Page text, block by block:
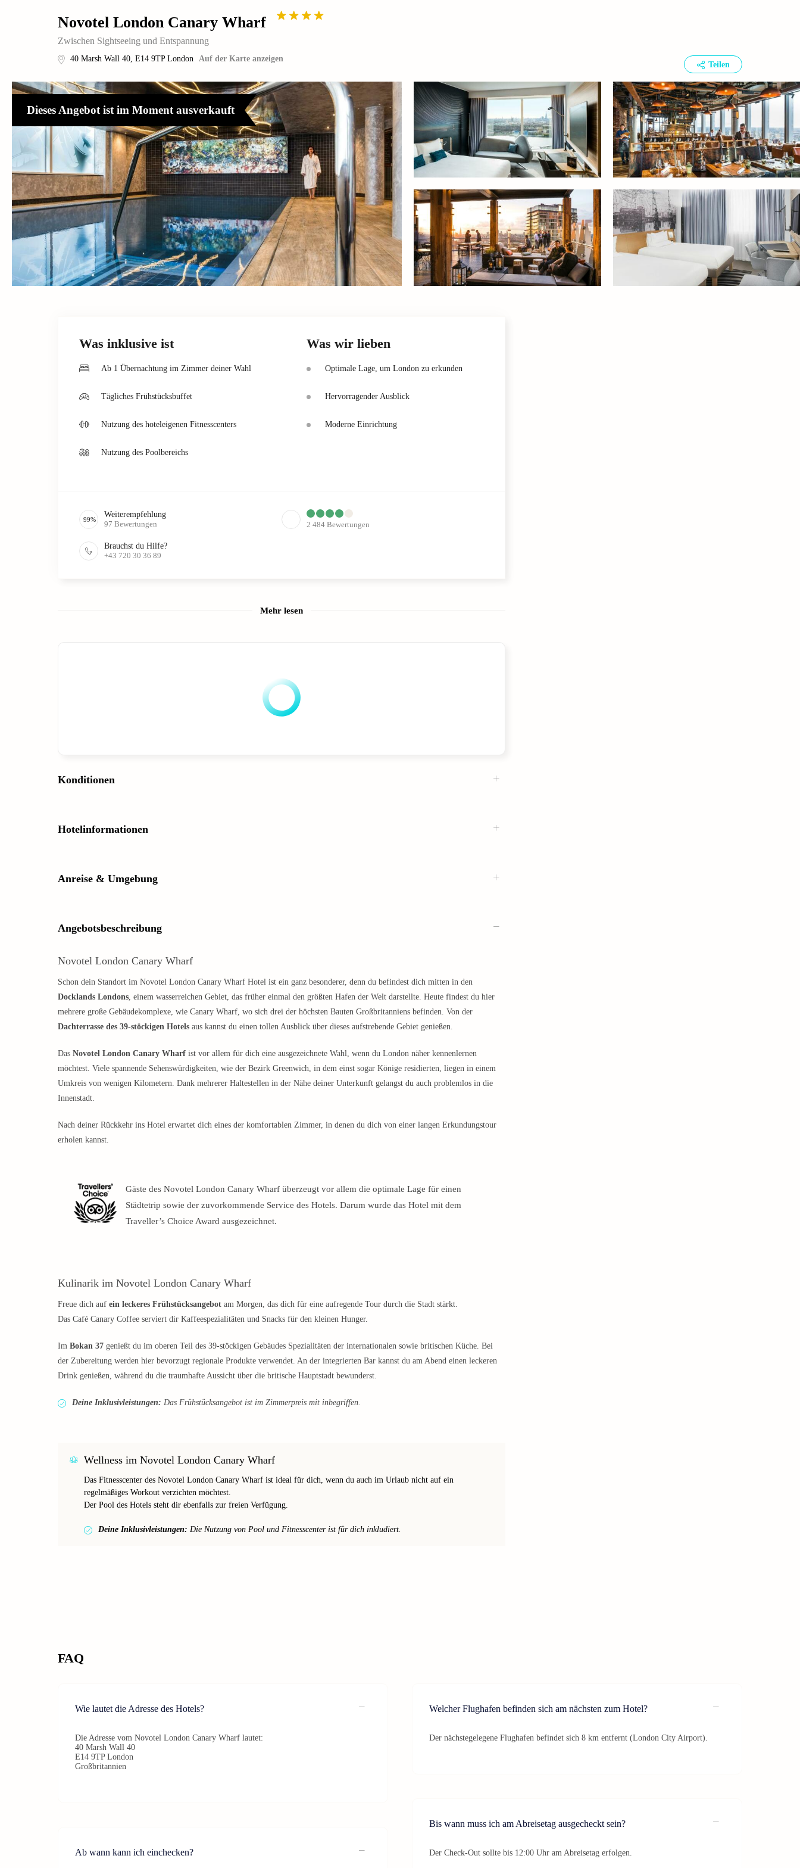
Novotel London Canary Wharf
Zwischen Sightseeing und Entspannung
40 Marsh Wall 40, E14 9TP London Auf der Karte anzeigen
Teilen
Dieses Angebot ist im Moment ausverkauft
Was inklusive ist
Ab 1 Übernachtung im Zimmer deiner Wahl
Tägliches Frühstücksbuffet
Nutzung des hoteleigenen Fitnesscenters
Nutzung des Poolbereichs
Was wir lieben
Optimale Lage, um London zu erkunden
Hervorragender Ausblick
Moderne Einrichtung
99%
Weiterempfehlung
97 Bewertungen 2 484 Bewertungen
Brauchst du Hilfe?
+43 720 30 36 89
Mehr lesen
Konditionen
Hotelinformationen
Anreise & Umgebung
Angebotsbeschreibung
Novotel London Canary Wharf
Schon dein Standort im Novotel London Canary Wharf Hotel ist ein ganz besonderer, denn du befindest dich mitten in den
Docklands Londons , einem wasserreichen Gebiet, das früher einmal den größten Hafen der Welt darstellte. Heute findest du hier
mehrere große Gebäudekomplexe, wie Canary Wharf, wo sich drei der höchsten Bauten Großbritanniens befinden. Von der
Dachterrasse des 39-stöckigen Hotels aus kannst du einen tollen Ausblick über dieses aufstrebende Gebiet genießen.
Das Novotel London Canary Wharf ist vor allem für dich eine ausgezeichnete Wahl, wenn du London näher kennenlernen
möchtest. Viele spannende Sehenswürdigkeiten, wie der Bezirk Greenwich, in dem einst sogar Könige residierten, liegen in einem
Umkreis von wenigen Kilometern. Dank mehrerer Haltestellen in der Nähe deiner Unterkunft gelangst du auch problemlos in die
Innenstadt.
Nach deiner Rückkehr ins Hotel erwartet dich eines der komfortablen Zimmer, in denen du dich von einer langen Erkundungstour
erholen kannst.
Gäste des Novotel London Canary Wharf überzeugt vor allem die optimale Lage für einen
Städtetrip sowie der zuvorkommende Service des Hotels. Darum wurde das Hotel mit dem
Traveller’s Choice Award ausgezeichnet.
Kulinarik im Novotel London Canary Wharf
Freue dich auf ein leckeres Frühstücksangebot am Morgen, das dich für eine aufregende Tour durch die Stadt stärkt.
Das Café Canary Coffee serviert dir Kaffeespezialitäten und Snacks für den kleinen Hunger.
Im Bokan 37 genießt du im oberen Teil des 39-stöckigen Gebäudes Spezialitäten der internationalen sowie britischen Küche. Bei
der Zubereitung werden hier bevorzugt regionale Produkte verwendet. An der integrierten Bar kannst du am Abend einen leckeren
Drink genießen, während du die traumhafte Aussicht über die britische Hauptstadt bewunderst.
Deine Inklusivleistungen: Das Frühstücksangebot ist im Zimmerpreis mit inbegriffen.
Wellness im Novotel London Canary Wharf
Das Fitnesscenter des Novotel London Canary Wharf ist ideal für dich, wenn du auch im Urlaub nicht auf ein
regelmäßiges Workout verzichten möchtest.
Der Pool des Hotels steht dir ebenfalls zur freien Verfügung.
Deine Inklusivleistungen: Die Nutzung von Pool und Fitnesscenter ist für dich inkludiert.
FAQ
Wie lautet die Adresse des Hotels?
Die Adresse vom Novotel London Canary Wharf lautet:
40 Marsh Wall 40
E14 9TP London
Großbritannien
Ab wann kann ich einchecken?
Welcher Flughafen befinden sich am nächsten zum Hotel?
Der nächstegelegene Flughafen befindet sich 8 km entfernt (London City Airport).
Bis wann muss ich am Abreisetag ausgecheckt sein?
Der Check-Out sollte bis 12:00 Uhr am Abreisetag erfolgen.